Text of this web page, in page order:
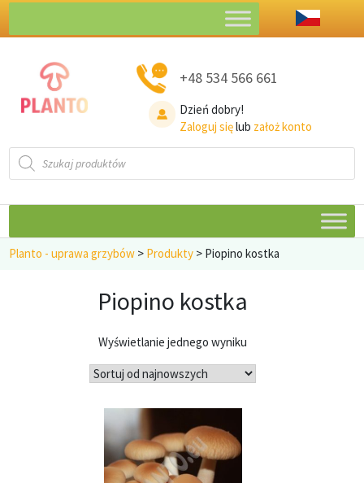
+48 534 566 661
Dzień dobry!
Zaloguj sięlub założ konto
Wyszukiwarka
produktów
Planto - uprawa grzybów > Produkty > Piopino kostka
Piopino kostka
Wyświetlanie jednego wyniku